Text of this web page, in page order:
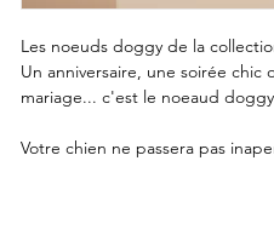
Les noeuds doggy de la
Un anniversaire, une soirée
mariage... c'est le noeaud
Votre chien ne passera pas